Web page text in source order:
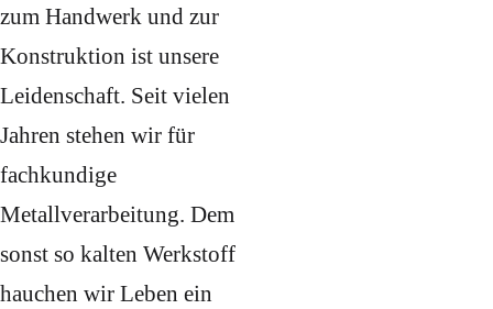
zum Handwerk und zur
Konstruktion ist unsere
Leidenschaft. Seit vielen
Jahren stehen wir für
fachkundige
Metallverarbeitung. Dem
sonst so kalten Werkstoff
hauchen wir Leben ein